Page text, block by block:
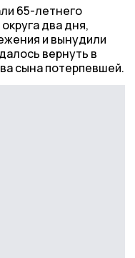
65-летнего
два дня,
и вынудили
вернуть в
сына потерпевшей.